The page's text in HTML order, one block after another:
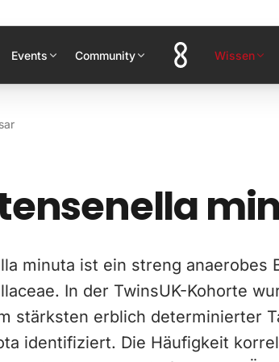
Events Community Wissen
minuta ist ein streng anaerobes
In der TwinsUK-Kohorte
stärksten erblich determinierter
identifiziert. Die Häufigkeit